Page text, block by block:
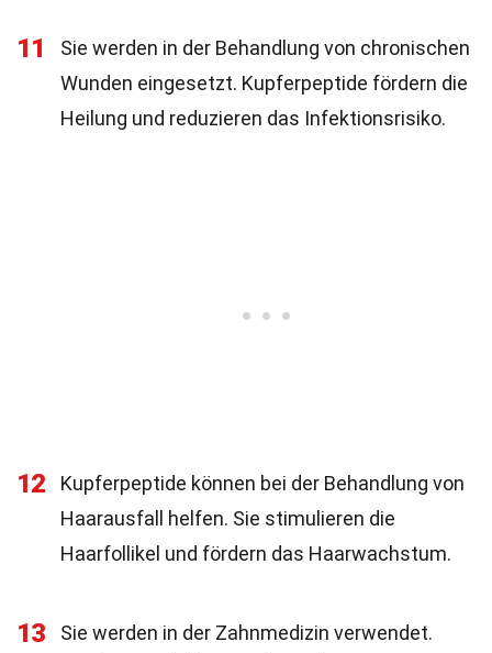
11
Sie werden in der Behandlung von chronischen
Wunden eingesetzt. Kupferpeptide fördern die
Heilung und reduzieren das Infektionsrisiko.
12
Kupferpeptide können bei der Behandlung von
Haarausfall helfen. Sie stimulieren die
Haarfollikel und fördern das Haarwachstum.
13
Sie werden in der Zahnmedizin verwendet.